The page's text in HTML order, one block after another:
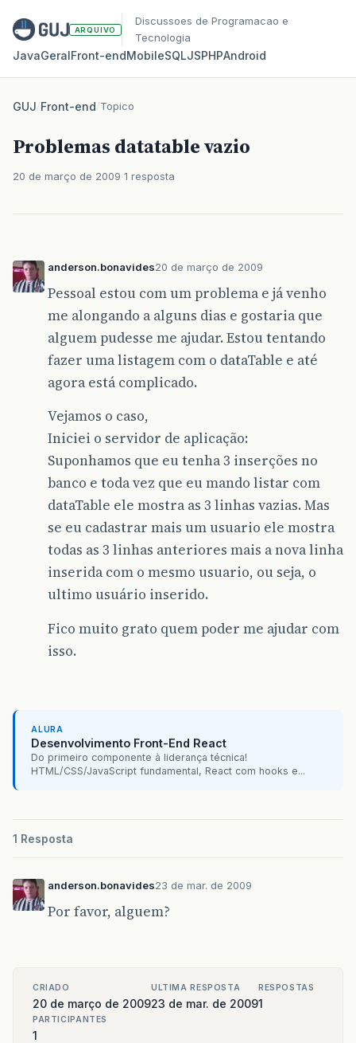
ARQUIVO
Discussoes de Programacao e
Tecnologia
JavaGeralFront‑endMobileSQLJSPHPAndroid
GUJ/Front-end/Topico
Problemas datatable vazio
20 de março de 2009 1 resposta
anderson.bonavides20 de março de 2009
Pessoal estou com um problema e já venho
me alongando a alguns dias e gostaria que
alguem pudesse me ajudar. Estou tentando
fazer uma listagem com o dataTable e até
agora está complicado.
Vejamos o caso,
Iniciei o servidor de aplicação:
Suponhamos que eu tenha 3 inserções no
banco e toda vez que eu mando listar com
dataTable ele mostra as 3 linhas vazias. Mas
se eu cadastrar mais um usuario ele mostra
todas as 3 linhas anteriores mais a nova linha
inserida com o mesmo usuario, ou seja, o
ultimo usuário inserido.
Fico muito grato quem poder me ajudar com
isso.
ALURA
Desenvolvimento Front-End React
Do primeiro componente à liderança técnica!
HTML/CSS/JavaScript fundamental, React com hooks e...
1 Resposta
anderson.bonavides23 de mar. de 2009
Por favor, alguem?
CRIADO
20 de março de 2009
ULTIMA RESPOSTA
23 de mar. de 2009
RESPOSTAS
1
PARTICIPANTES
1